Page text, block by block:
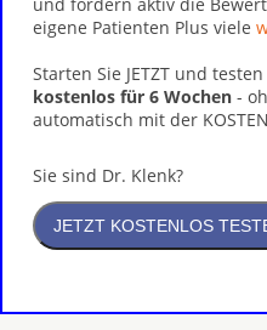
eigene Patienten Plus viele
Starten Sie JETZT und
kostenlos für 6 Wochen -
automatisch mit der
Sie sind Dr. Klenk?